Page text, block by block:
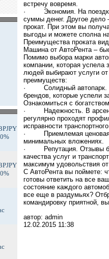
встречу вовремя.
· Экономия. На поездки
суммы денег. Другое дело
прокат. При этом вы
выгоды и можете сполна
Преимущества проката
Машина от АвтоРента –
Помимо выбора марки
компании, которая
людей выбирают услуги
преимуществ:
· Солидный автопарк. К
брендов, которые успели
Ознакомиться с
· Надежность. В
регулярно проходят
исправности
· Приемлемая ценовая
минимальных вложениях.
· Репутация. Отзывы
качества услуг и
максимум удовольствия
С АвтоРента вы поймете:
готовы ответить на все
состояние каждого
все еще в раздумьях?
командировку приятной,
автор: admin
12.02.2015 11:38